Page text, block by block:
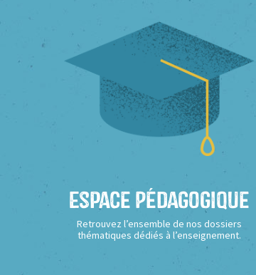
Espace Pédagogique
Retrouvez l’ensemble de nos dossiers
thématiques dédiés à l’enseignement.